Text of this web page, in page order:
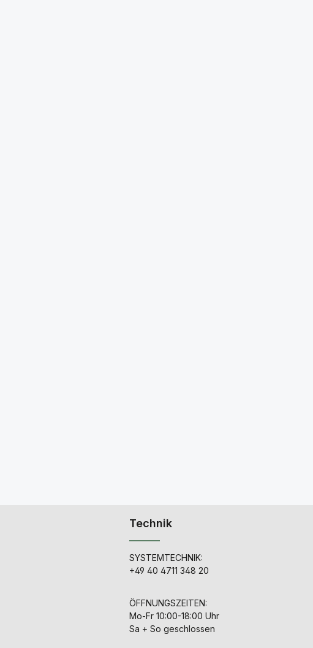
Technik
SYSTEMTECHNIK:
+49 40 4711 348 20
ÖFFNUNGSZEITEN:
Mo-Fr 10:00-18:00 Uhr
Sa + So geschlossen